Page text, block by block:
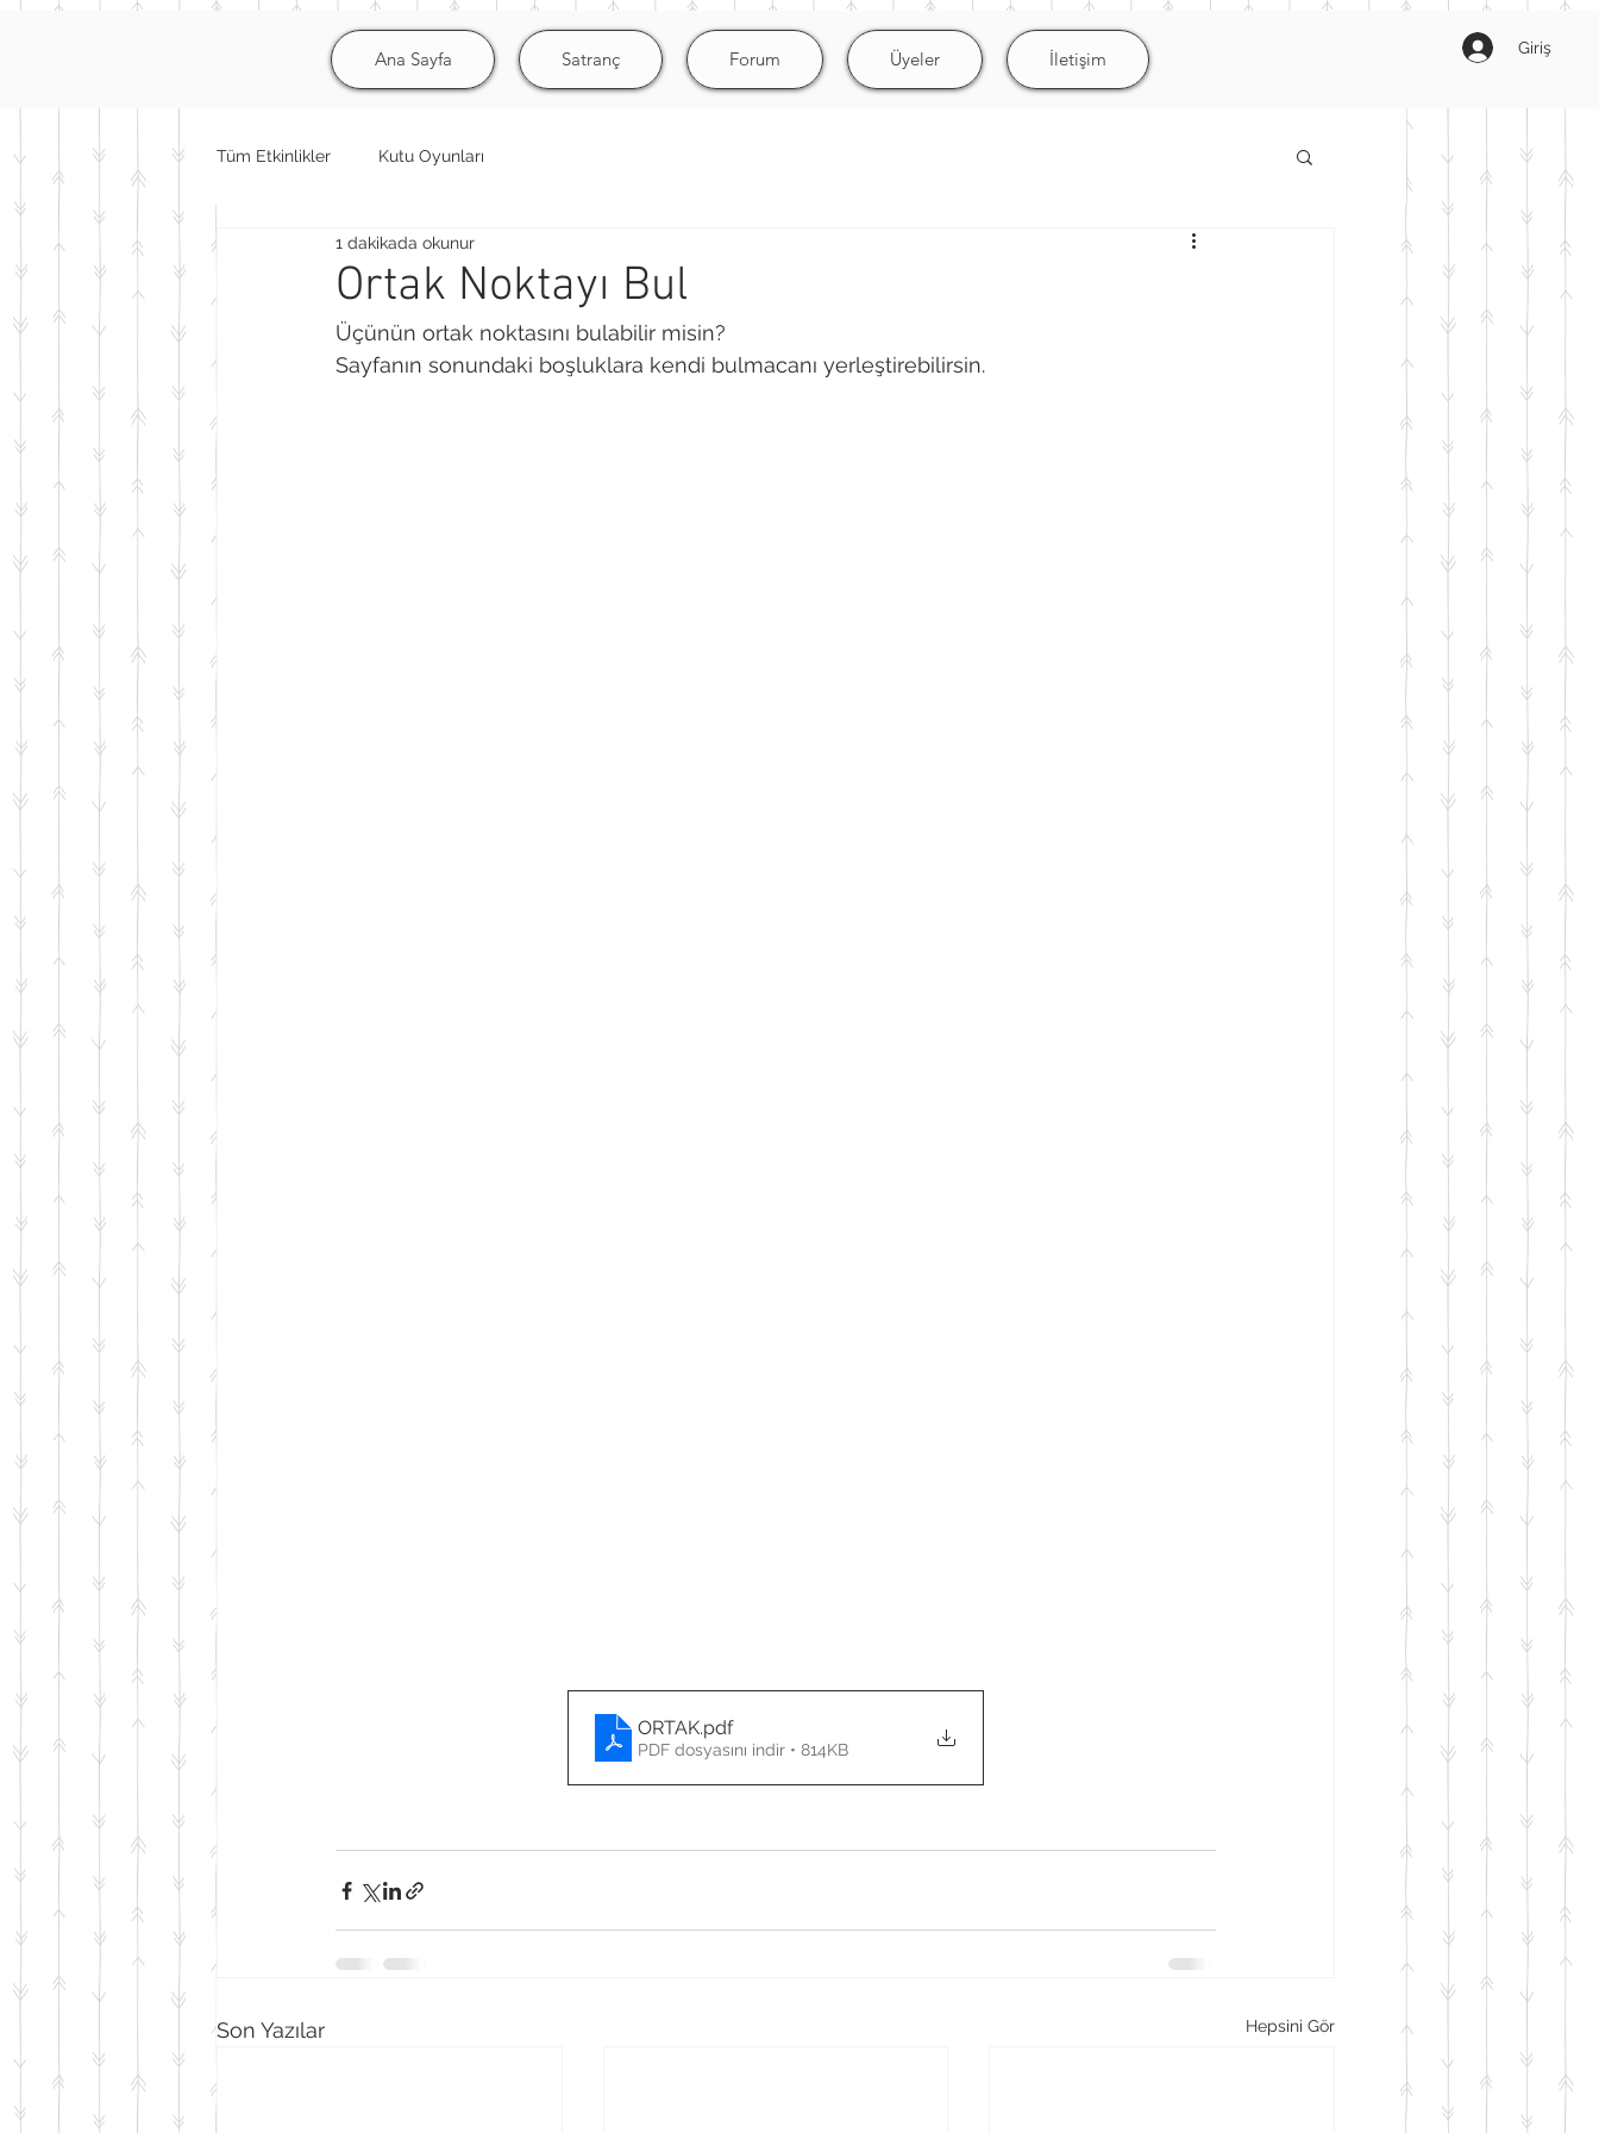
Giriş
Ana Sayfa Satranç Forum Üyeler İletişim
Tüm Etkinlikler Kutu Oyunları
Ortak Noktayı Bul
1 dakikada okunur
Üçünün ortak noktasını bulabilir misin?
Sayfanın sonundaki boşluklara kendi bulmacanı yerleştirebilirsin.
ORTAK.pdf
PDF dosyasını indir • 814KB
Son Yazılar Hepsini Gör